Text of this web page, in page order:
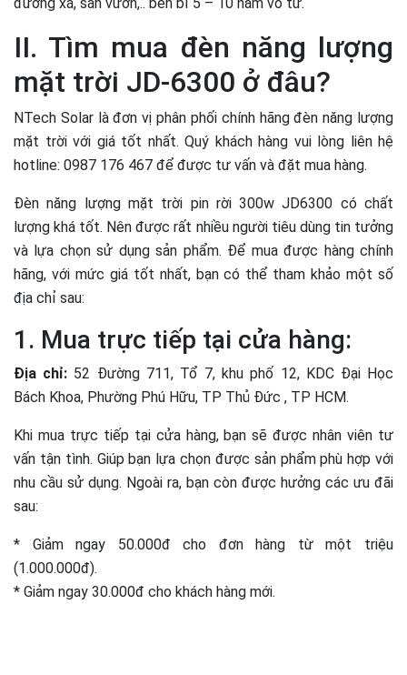
II. Tìm mua đèn năng lượng
mặt trời JD-6300 ở đâu?
NTech Solar là đơn vị phân phối chính hãng đèn năng lượng
mặt trời với giá tốt nhất. Quý khách hàng vui lòng liên hệ
hotline: 0987 176 467 để được tư vấn và đặt mua hàng.
Đèn năng lượng mặt trời pin rời 300w JD6300 có chất
lượng khá tốt. Nên được rất nhiều người tiêu dùng tin tưởng
và lựa chọn sử dụng sản phẩm. Để mua được hàng chính
hãng, với mức giá tốt nhất, bạn có thể tham khảo một số
địa chỉ sau:
1. Mua trực tiếp tại cửa hàng:
Địa chỉ: 52 Đường 711, Tổ 7, khu phố 12, KDC Đại Học
Bách Khoa, Phường Phú Hữu, TP Thủ Đức , TP HCM.
Khi mua trực tiếp tại cửa hàng, bạn sẽ được nhân viên tư
vấn tận tình. Giúp bạn lựa chọn được sản phẩm phù hợp với
nhu cầu sử dụng. Ngoài ra, bạn còn được hưởng các ưu đãi
sau:
* Giảm ngay 50.000đ cho đơn hàng từ một triệu
(1.000.000đ).
* Giảm ngay 30.000đ cho khách hàng mới.